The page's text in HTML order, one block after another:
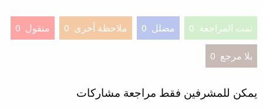
تمت المراجعة 0 مضلل 0 ملاحظة أخرى 0 منقول 0
بلا مرجع 0
يمكن للمشرفين فقط مراجعة مشاركات